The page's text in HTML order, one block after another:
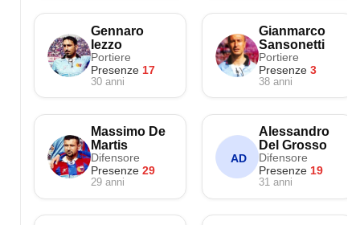
Gennaro
Iezzo
Portiere
Presenze 17
30 anni
Gianmarco
Sansonetti
Portiere
Presenze3
38 anni
Massimo De
Martis
Difensore
Presenze 29
29 anni
AD
Alessandro
Del Grosso
Difensore
Presenze19
31 anni